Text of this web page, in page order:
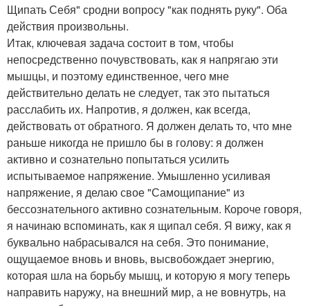
Щипать Себя" сродни вопросу "как поднять руку". Оба
действия произвольны.
Итак, ключевая задача состоит в том, чтобы
непосредственно почувствовать, как я напрягаю эти
мышцы, и поэтому единственное, чего мне
действительно делать не следует, так это пытаться
расслабить их. Напротив, я должен, как всегда,
действовать от обратного. Я должен делать то, что мне
раньше никогда не пришло бы в голову: я должен
активно и сознательно попытаться усилить
испытываемое напряжение. Умышленно усиливая
напряжение, я делаю свое "Самощипание" из
бессознательного активно сознательным. Короче говоря,
я начинаю вспоминать, как я щипал себя. Я вижу, как я
буквально набрасывался на себя. Это понимание,
ощущаемое вновь и вновь, высвобождает энергию,
которая шла на борьбу мышц, и которую я могу теперь
направить наружу, на внешний мир, а не вовнутрь, на